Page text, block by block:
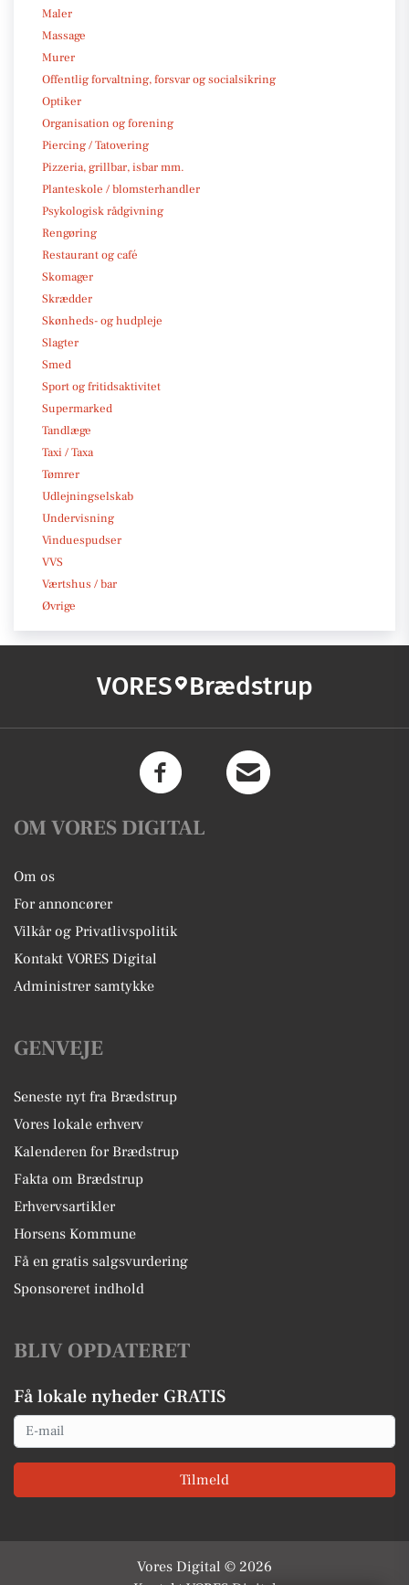
Maler
Massage
Murer
Offentlig forvaltning, forsvar og socialsikring
Optiker
Organisation og forening
Piercing / Tatovering
Pizzeria, grillbar, isbar mm.
Planteskole / blomsterhandler
Psykologisk rådgivning
Rengøring
Restaurant og café
Skomager
Skrædder
Skønheds- og hudpleje
Slagter
Smed
Sport og fritidsaktivitet
Supermarked
Tandlæge
Taxi / Taxa
Tømrer
Udlejningselskab
Undervisning
Vinduespudser
VVS
Værtshus / bar
Øvrige
VORES Brædstrup
OM VORES DIGITAL
Om os
For annoncører
Vilkår og Privatlivspolitik
Kontakt VORES Digital
Administrer samtykke
GENVEJE
Seneste nyt fra Brædstrup
Vores lokale erhverv
Kalenderen for Brædstrup
Fakta om Brædstrup
Erhvervsartikler
Horsens Kommune
Få en gratis salgsvurdering
Sponsoreret indhold
BLIV OPDATERET
Få lokale nyheder GRATIS
Email
Tilmeld
Vores Digital © 2026